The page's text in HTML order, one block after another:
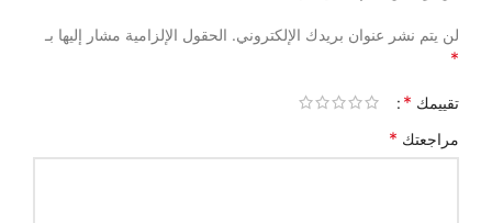
لن يتم نشر عنوان بريدك الإلكتروني. الحقول الإلزامية مشار إليها بـ
*
تقييمك *
مراجعتك *